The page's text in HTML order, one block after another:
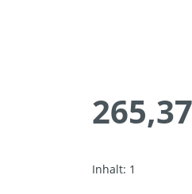
Inhalt: 1